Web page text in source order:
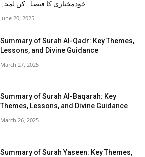
خودمختاری کا فیصلہ کن لمحہ
June 20, 2025
Summary of Surah Al-Qadr: Key Themes,
Lessons, and Divine Guidance
March 27, 2025
Summary of Surah Al-Baqarah: Key
Themes, Lessons, and Divine Guidance
March 26, 2025
Summary of Surah Yaseen: Key Themes,